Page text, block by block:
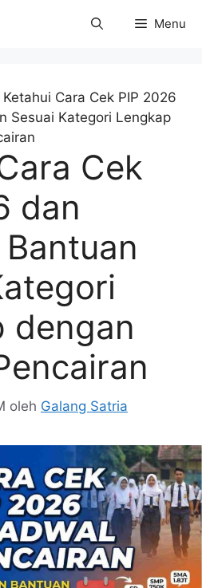
Menu
Ketahui Cara Cek PIP 2026
Sesuai Kategori Lengkap
Cek
dan
dengan
oleh Galang Satria